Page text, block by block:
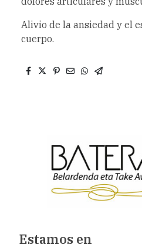
Alivio de la ansiedad y el
cuerpo.
Estamos en